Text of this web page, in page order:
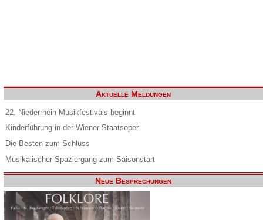
Aktuelle Meldungen
22. Niederrhein Musikfestivals beginnt
Kinderführung in der Wiener Staatsoper
Die Besten zum Schluss
Musikalischer Spaziergang zum Saisonstart
Neue Besprechungen